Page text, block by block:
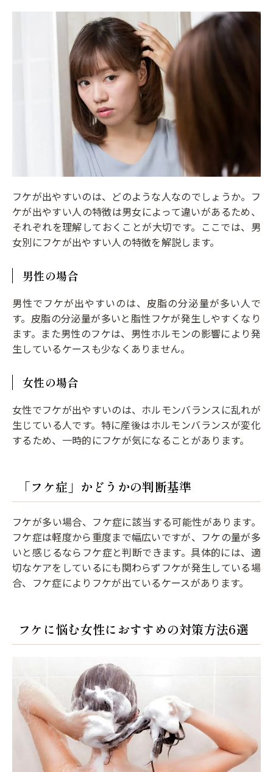
フケが出やすいのは、どのような人なのでしょうか。フ
ケが出やすい人の特徴は男女によって違いがあるため、
それぞれを理解しておくことが大切です。ここでは、男
女別にフケが出やすい人の特徴を解説します。
男性の場合
男性でフケが出やすいのは、皮脂の分泌量が多い人で
す。皮脂の分泌量が多いと脂性フケが発生しやすくなり
ます。また男性のフケは、男性ホルモンの影響により発
生しているケースも少なくありません。
女性の場合
女性でフケが出やすいのは、ホルモンバランスに乱れが
生じている人です。特に産後はホルモンバランスが変化
するため、一時的にフケが気になることがあります。
「フケ症」かどうかの判断基準
フケが多い場合、フケ症に該当する可能性があります。
フケ症は軽度から重度まで幅広いですが、フケの量が多
いと感じるならフケ症と判断できます。具体的には、適
切なケアをしているにも関わらずフケが発生している場
合、フケ症によりフケが出ているケースがあります。
フケに悩む女性におすすめの対策方法6選